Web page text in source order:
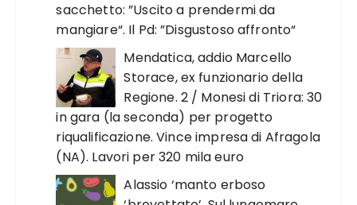
sacchetto: ”Uscito a prendermi da
mangiare“. Il Pd: ”Disgustoso affronto“
Mendatica, addio Marcello
Storace, ex funzionario della
Regione. 2 / Monesi di Triora: 30
in gara (la seconda) per progetto
riqualificazione. Vince impresa di Afragola
(NA). Lavori per 320 mila euro
Alassio ‘manto erboso